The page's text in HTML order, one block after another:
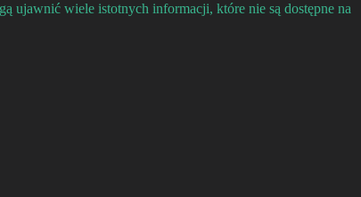
ujawnić wiele istotnych informacji, które nie są dostępne na